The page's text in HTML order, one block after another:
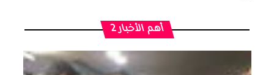
أهم الأخبار 2